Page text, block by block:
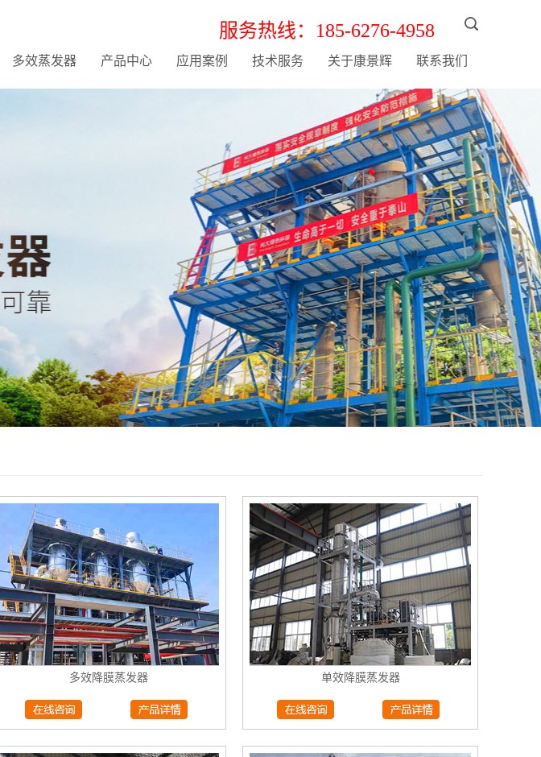
服务热线：185-6276-4958
多效蒸发器 产品中心 应用案例 技术服务 关于康景辉 联系我们
多效降膜蒸发器 单效降膜蒸发器